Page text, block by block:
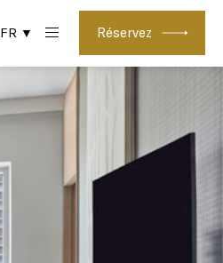
Réservez
FR ▼